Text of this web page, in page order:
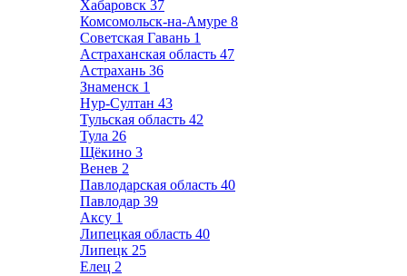
Хабаровск 37
Комсомольск-на-Амуре 8
Советская Гавань 1
Астраханская область 47
Астрахань 36
Знаменск 1
Нур-Султан 43
Тульская область 42
Тула 26
Щёкино 3
Венев 2
Павлодарская область 40
Павлодар 39
Аксу 1
Липецкая область 40
Липецк 25
Елец 2